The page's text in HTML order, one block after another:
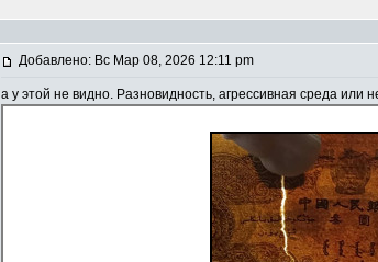
Добавлено: Вс Мар 08, 2026 12:11 pm
а у этой не видно. Разновидность, агрессивная среда или